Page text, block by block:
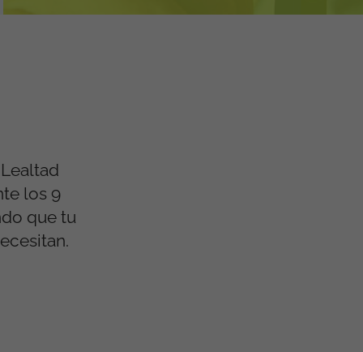
los 9
que tu